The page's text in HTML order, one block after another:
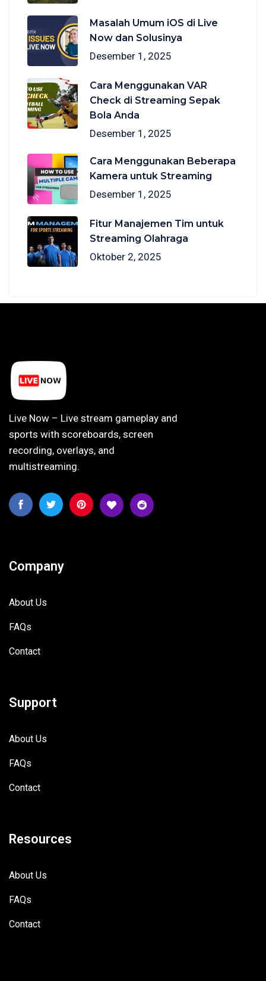
Masalah Umum iOS di Live
Now dan Solusinya
Desember 1, 2025
Cara Menggunakan VAR
Check di Streaming Sepak
Bola Anda
Desember 1, 2025
Cara Menggunakan Beberapa
Kamera untuk Streaming
Desember 1, 2025
Fitur Manajemen Tim untuk
Streaming Olahraga
Oktober 2, 2025
Live Now – Live stream gameplay and
sports with scoreboards, screen
recording, overlays, and
multistreaming.
Company
About Us
FAQs
Contact
Support
About Us
FAQs
Contact
Resources
About Us
FAQs
Contact